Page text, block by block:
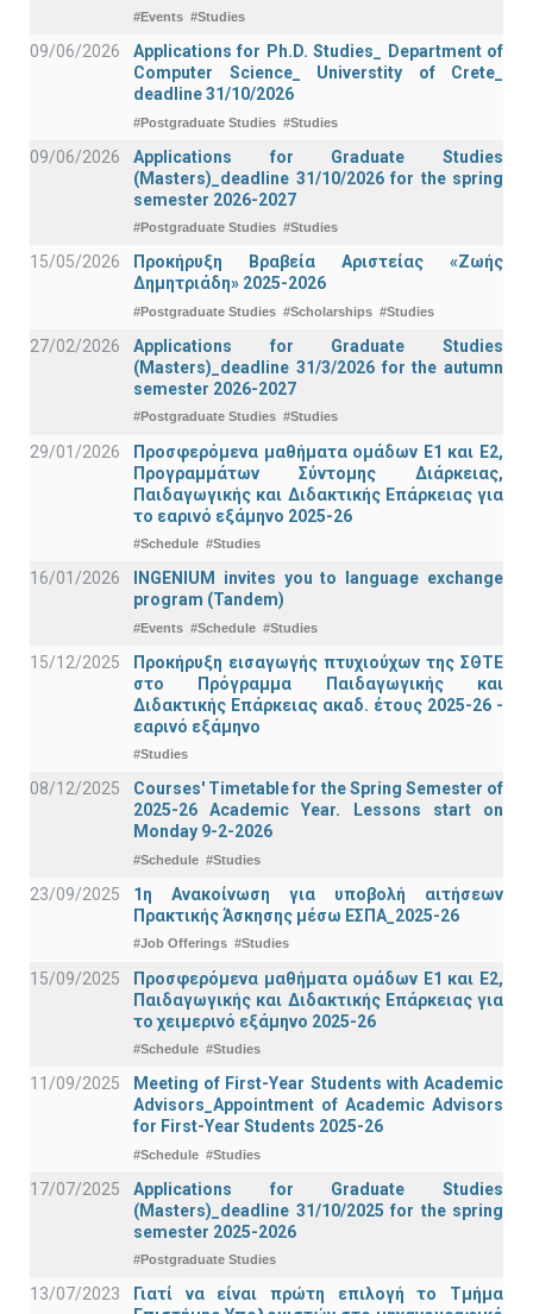
#Events #Studies
09/06/2026
Applications for Ph.D. Studies_ Department of
Computer Science_ Universtity of Crete_
deadline 31/10/2026
#Postgraduate Studies #Studies
09/06/2026
Applications for Graduate Studies
(Masters)_deadline 31/10/2026 for the spring
semester 2026-2027
#Postgraduate Studies #Studies
15/05/2026
Προκήρυξη Βραβεία Αριστείας «Ζωής
Δημητριάδη» 2025-2026
#Postgraduate Studies #Scholarships #Studies
27/02/2026
Applications for Graduate Studies
(Masters)_deadline 31/3/2026 for the autumn
semester 2026-2027
#Postgraduate Studies #Studies
29/01/2026
Προσφερόμενα μαθήματα ομάδων Ε1 και Ε2,
Προγραμμάτων Σύντομης Διάρκειας,
Παιδαγωγικής και Διδακτικής Επάρκειας για
το εαρινό εξάμηνο 2025-26
#Schedule #Studies
16/01/2026
INGENIUM invites you to language exchange
program (Tandem)
#Events #Schedule #Studies
15/12/2025
Προκήρυξη εισαγωγής πτυχιούχων της ΣΘΤΕ
στο Πρόγραμμα Παιδαγωγικής και
Διδακτικής Επάρκειας ακαδ. έτους 2025-26 -
εαρινό εξάμηνο
#Studies
08/12/2025
Courses' Timetable for the Spring Semester of
2025-26 Academic Year. Lessons start on
Monday 9-2-2026
#Schedule #Studies
23/09/2025
1η Ανακοίνωση για υποβολή αιτήσεων
Πρακτικής Άσκησης μέσω ΕΣΠΑ_2025-26
#Job Offerings #Studies
15/09/2025
Προσφερόμενα μαθήματα ομάδων Ε1 και Ε2,
Παιδαγωγικής και Διδακτικής Επάρκειας για
το χειμερινό εξάμηνο 2025-26
#Schedule #Studies
11/09/2025
Meeting of First-Year Students with Academic
Advisors_Appointment of Academic Advisors
for First-Year Students 2025-26
#Schedule #Studies
17/07/2025
Applications for Graduate Studies
(Masters)_deadline 31/10/2025 for the spring
semester 2025-2026
#Postgraduate Studies
13/07/2023
Γιατί να είναι πρώτη επιλογή το Τμήμα